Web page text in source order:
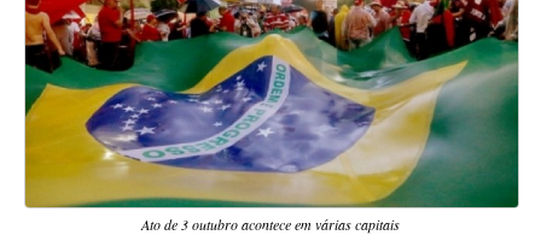
Ato de 3 outubro acontece em várias capitais